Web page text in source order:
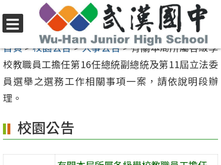
至
要
內
容
選
單
首頁>校園公告>人事公告>有關本局所屬各級學
校教職員工擔任第16任總統副總統及第11屆立法委
員選舉之選務工作相關事項一案，請依說明段辦
理。
校園公告